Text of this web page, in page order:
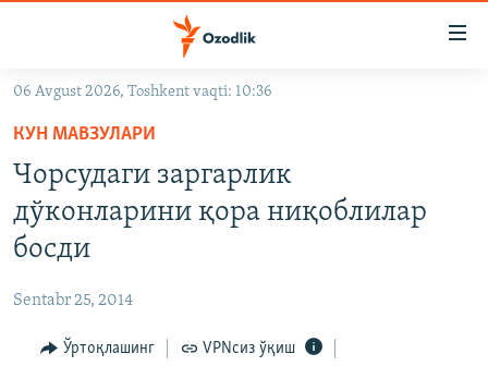
Асосий
навигацияга
ўтинг
Қидиришга
ўтинг
OZODARXIV
На русском
ИЖТИМОИЙ ТАРМОҚЛАР
06 Avgust 2026, Toshkent vaqti: 10:36
КУН МАВЗУЛАРИ
Чорсудаги заргарлик
дўконларини қора ниқоблилар
босди
Sentabr 25, 2014
Ўртоқлашинг VPNсиз ўқиш